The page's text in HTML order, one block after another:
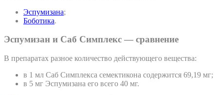
Эспумизана;
Боботика.
Эспумизан и Саб Симплекс — сравнение
В препаратах разное количество действующего вещества:
в 1 мл Саб Симплекса семектикона содержится 69,19 мг;
в 5 мг Эспумизана его всего 40 мг.